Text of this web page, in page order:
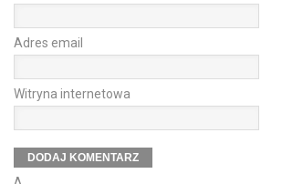
Adres email
Witryna internetowa